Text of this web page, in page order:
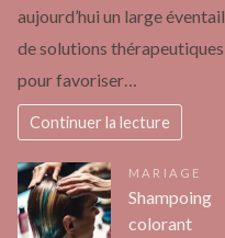
aujourd’hui un large éventail
de solutions thérapeutiques
pour favoriser…
Continuer la lecture
MARIAGE
Shampoing
colorant